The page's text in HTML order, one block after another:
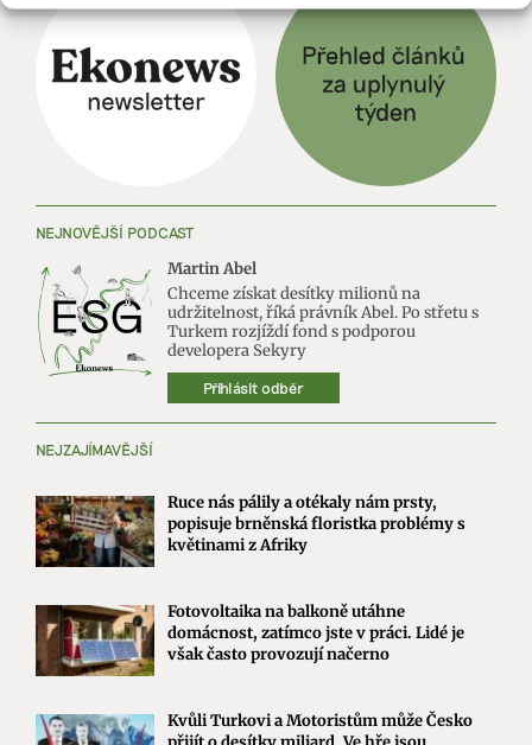
NEJNOVĚJŠÍ PODCAST
Martin Abel
Chceme získat desítky milionů na
udržitelnost, říká právník Abel. Po střetu s
Turkem rozjíždí fond s podporou
developera Sekyry
Přihlásit odběr
NEJZAJÍMAVĚJŠÍ
Ruce nás pálily a otékaly nám prsty,
popisuje brněnská floristka problémy s
květinami z Afriky
Fotovoltaika na balkoně utáhne
domácnost, zatímco jste v práci. Lidé je
však často provozují načerno
Kvůli Turkovi a Motoristům může Česko